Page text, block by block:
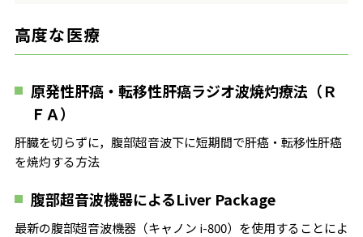
高度な医療
原発性肝癌・転移性肝癌ラジオ波焼灼療法（Ｒ
ＦＡ）
肝臓を切らずに，腹部超音波下に短期間で肝癌・転移性肝癌
を焼灼する方法
腹部超音波機器によるLiver Package
最新の腹部超音波機器（キャノン i-800）を使用することによ